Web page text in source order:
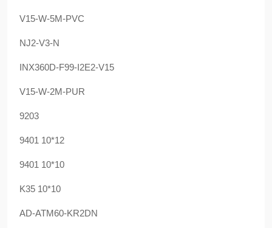
V15-W-5M-PVC
NJ2-V3-N
INX360D-F99-I2E2-V15
V15-W-2M-PUR
9203
9401 10*12
9401 10*10
K35 10*10
AD-ATM60-KR2DN